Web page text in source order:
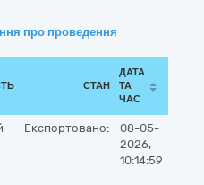
про проведення
СТАН
ДАТА
ТА
ЧАС
Експортовано:
08-05-
2026,
10:14:59